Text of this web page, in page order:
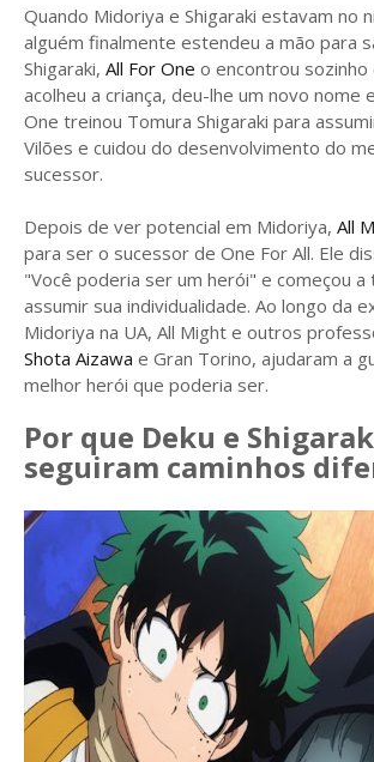
Quando Midoriya e Shigaraki estavam no
alguém finalmente estendeu a mão para
Shigaraki, All For One o encontrou sozinho
acolheu a criança, deu-lhe um novo nome
One treinou Tomura Shigaraki para
Vilões e cuidou do desenvolvimento do
sucessor.
Depois de ver potencial em Midoriya, All
para ser o sucessor de One For All. Ele
"Você poderia ser um herói" e começou a
assumir sua individualidade. Ao longo da
Midoriya na UA, All Might e outros
Shota Aizawa e Gran Torino, ajudaram a
melhor herói que poderia ser.
Por que Deku e
seguiram caminhos